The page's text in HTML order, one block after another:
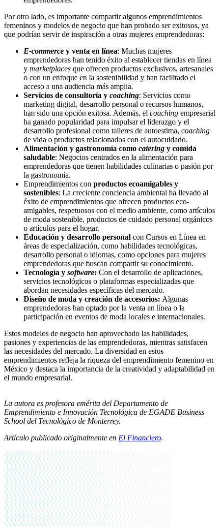
Por otro lado, es importante compartir algunos emprendimientos
femeninos y modelos de negocio que han probado ser exitosos, ya
que podrían servir de inspiración a otras mujeres emprendedoras:
E-commerce y venta en línea: Muchas mujeres
emprendedoras han tenido éxito al establecer tiendas en línea
y marketplaces que ofrecen productos exclusivos, artesanales
o con un enfoque en la sostenibilidad y han facilitado el
acceso a una audiencia más amplia.
Servicios de consultoría y coaching: Servicios como
marketing digital, desarrollo personal o recursos humanos,
han sido una opción exitosa. Además, el coaching empresarial
ha ganado popularidad para impulsar el liderazgo y el
desarrollo profesional como talleres de autoestima, coaching
de vida o productos relacionados con el autocuidado.
Alimentación y gastronomía como catering y comida
saludable: Negocios centrados en la alimentación para
emprendedoras que tienen habilidades culinarias o pasión por
la gastronomía.
Emprendimientos con productos ecoamigables y
sostenibles: La creciente conciencia ambiental ha llevado al
éxito de emprendimientos que ofrecen productos eco-
amigables, respetuosos con el medio ambiente, como artículos
de moda sostenible, productos de cuidado personal orgánicos
o artículos para el hogar.
Educación y desarrollo personal con Cursos en Línea en
áreas de especialización, como habilidades tecnológicas,
desarrollo personal o idiomas, como opciones para mujeres
emprendedoras que buscan compartir su conocimiento.
Tecnología y software: Con el desarrollo de aplicaciones,
servicios tecnológicos o plataformas especializadas que
abordan necesidades específicas del mercado.
Diseño de moda y creación de accesorios: Algunas
emprendedoras han optado por la venta en línea o la
participación en eventos de moda locales e internacionales.
Estos modelos de negocio han aprovechado las habilidades,
pasiones y experiencias de las emprendedoras, mientras satisfacen
las necesidades del mercado. La diversidad en estos
emprendimientos refleja la riqueza del emprendimiento femenino en
México y destaca la importancia de la creatividad y adaptabilidad en
el mundo empresarial.
La autora es profesora emérita del Departamento de
Emprendimiento e Innovación Tecnológica de EGADE Business
School del Tecnológico de Monterrey.
Artículo publicado originalmente en El Financiero.